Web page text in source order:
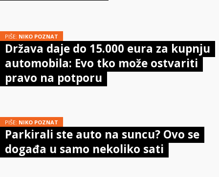
PIŠE: NIKO POZNAT
Država daje do 15.000 eura za kupnju
automobila: Evo tko može ostvariti
pravo na potporu
PIŠE: NIKO POZNAT
Parkirali ste auto na suncu? Ovo se
događa u samo nekoliko sati